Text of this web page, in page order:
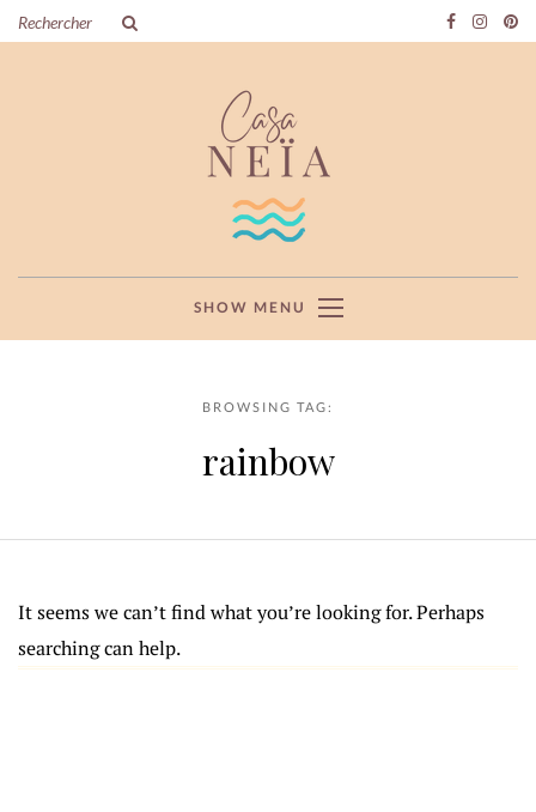
SHOW MENU
BROWSING TAG:
rainbow
It seems we can’t find what you’re looking for. Perhaps
searching can help.